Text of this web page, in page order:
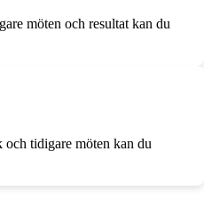
möten och resultat kan du
och tidigare möten kan du